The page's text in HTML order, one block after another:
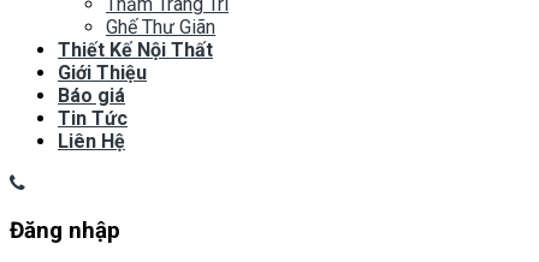
Ghế Thư Giãn
Thiết Kế Nội Thất
Giới Thiệu
Báo giá
Tin Tức
Liên Hệ
Đăng nhập